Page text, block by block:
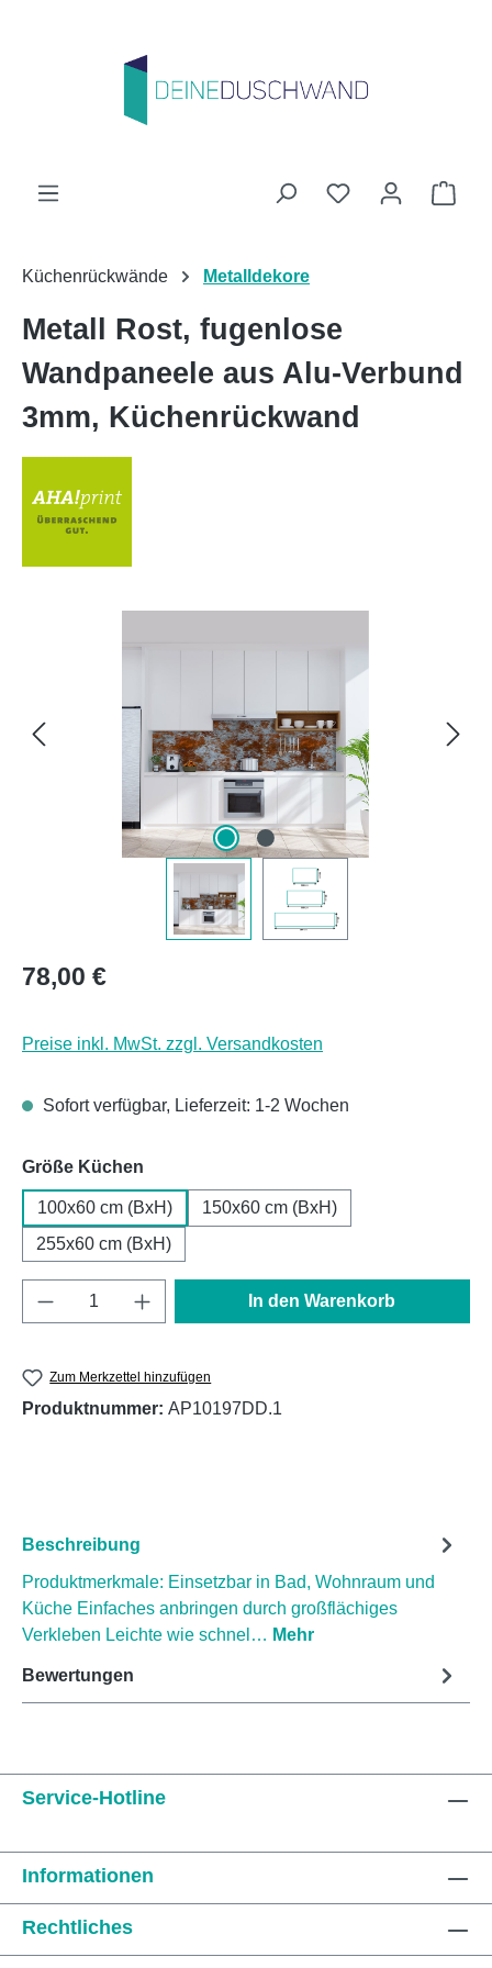
Du hast 0
Küchenrückwände Metalldekore
Metall Rost, fugenlose
Wandpaneele aus Alu-Verbund
3mm, Küchenrückwand
Regulärer Preis:
78,00 €
Preise inkl. MwSt. zzgl. Versandkosten
Sofort verfügbar, Lieferzeit: 1-2 Wochen
Größe Küchen
100x60 cm (BxH)
150x60 cm (BxH)
255x60 cm (BxH)
Produkt Anzahl: Gib den gewünschten
In den Warenkorb
Zum Merkzettel hinzufügen
Produktnummer: AP10197DD.1
Beschreibung
Produktmerkmale: Einsetzbar in Bad, Wohnraum und
Küche Einfaches anbringen durch großflächiges
Verkleben Leichte wie schnel… Mehr
Bewertungen
Service-Hotline
Informationen
Rechtliches